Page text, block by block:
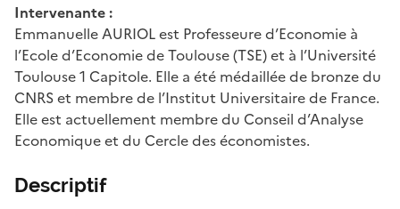
Intervenante :
Emmanuelle AURIOL est Professeure d’Economie à
l’Ecole d’Economie de Toulouse (TSE) et à l’Université
Toulouse 1 Capitole. Elle a été médaillée de bronze du
CNRS et membre de l’Institut Universitaire de France.
Elle est actuellement membre du Conseil d’Analyse
Economique et du Cercle des économistes.
Descriptif